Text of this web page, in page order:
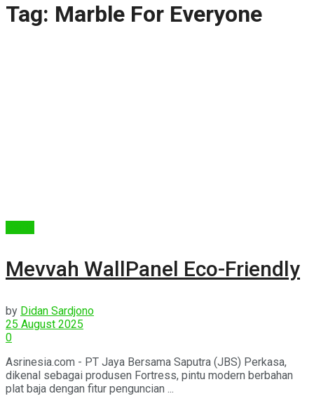
Tag: Marble For Everyone
Mevvah WallPanel Eco-Friendly
by Didan Sardjono
25 August 2025
0
Asrinesia.com - PT Jaya Bersama Saputra (JBS) Perkasa,
dikenal sebagai produsen Fortress, pintu modern berbahan
plat baja dengan fitur penguncian ...